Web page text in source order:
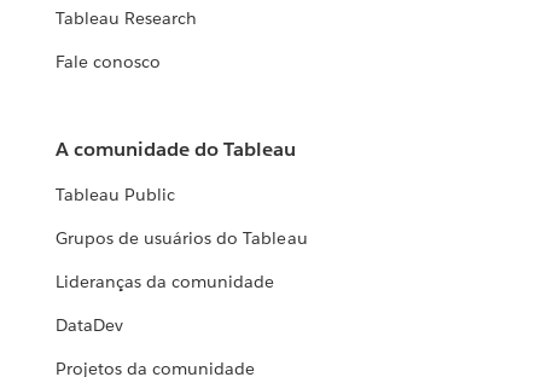
Tableau Research
Fale conosco
A comunidade do Tableau
Tableau Public
Grupos de usuários do Tableau
Lideranças da comunidade
DataDev
Projetos da comunidade